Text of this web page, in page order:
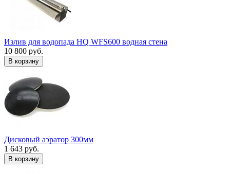
Излив для водопада HQ WFS600 водная стена
10 800 руб.
В корзину
Дисковый аэратор 300мм
1 643 руб.
В корзину